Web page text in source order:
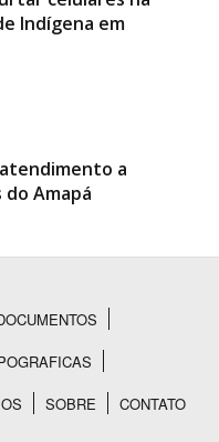
Indígena em
a
Amapá
SOBRE CONTATO